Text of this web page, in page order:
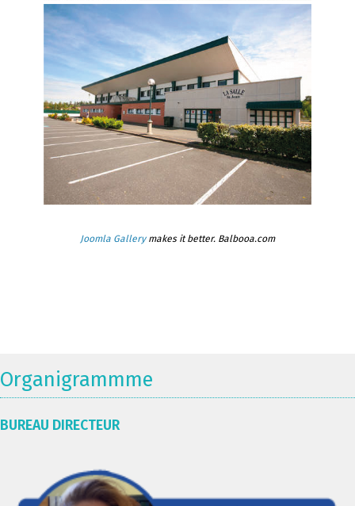
Joomla Gallerymakes it better. Balbooa.com
Organigrammme
BUREAU DIRECTEUR